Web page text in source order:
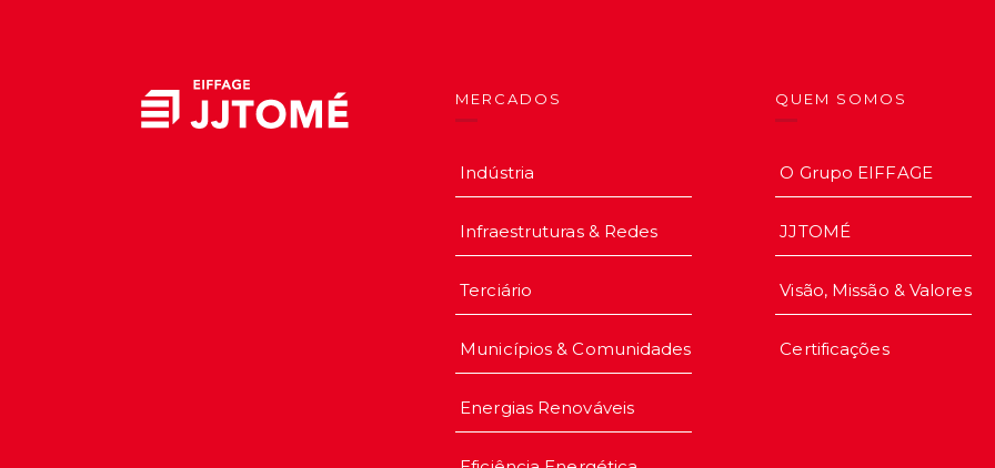
MERCADOS
Indústria
Infraestruturas & Redes
Terciário
Municípios & Comunidades
Energias Renováveis
QUEM SOMOS
O Grupo EIFFAGE
JJTOMÉ
Visão, Missão & Valores
Certificações